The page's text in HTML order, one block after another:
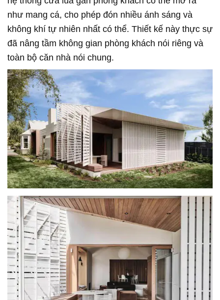
như mang cá, cho phép đón nhiều ánh sáng và
không khí tự nhiên nhất có thể. Thiết kế này thực sự
đã nâng tầm không gian phòng khách nói riêng và
toàn bộ căn nhà nói chung.